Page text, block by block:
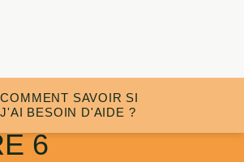
COMMENT SAVOIR SI
J'AI BESOIN D'AIDE ?
6